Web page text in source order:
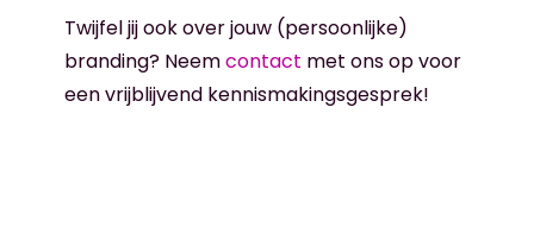
Twijfel jij ook over jouw (persoonlijke)
branding? Neemcontact met ons op voor
een vrijblijvend kennismakingsgesprek!